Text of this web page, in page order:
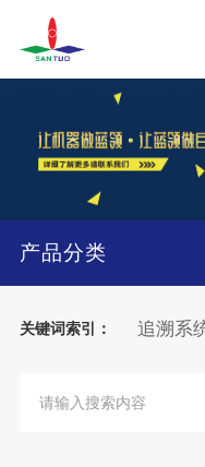
产品分类
关键词索引：
灯检机 产品追溯系统